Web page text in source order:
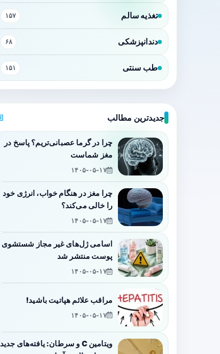
تغذیه سالم ۱۵۷
دندانپزشکی ۶۸
طب سنتی ۱۵۱
جدیدترین مطالب
چرا در گرما عصبانی‌تریم؟ پاسخ در
مغز شماست
۱۴۰۵-۰۵-۱۷
چرا مغز در هنگام خواب، انرژی خود
را خالی می‌کند؟
۱۴۰۵-۰۵-۱۷
اسامی ژل‌های غیر مجاز شستشوی
پوست منتشر شد
۱۴۰۵-۰۵-۱۷
مراقب علائم هپاتیت باشید!
۱۴۰۵-۰۵-۱۷
ویتامین C و سرطان: یافته‌های جدید